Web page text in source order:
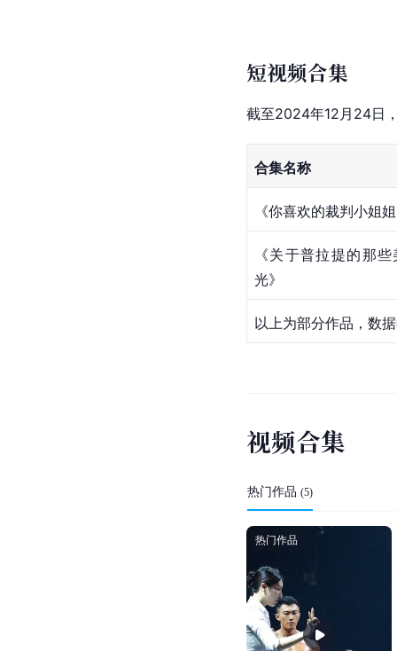
短视频合集
截至2024年12月24日
合集名称
《你喜欢的裁判小姐
《关于普拉提的那
光》
以上为部分作品，数
视频合集
热门作品 (5)
热门作品